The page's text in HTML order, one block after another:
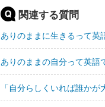
関連する質問
ありのままに生きるって英
ありのままの自分って英語
「自分らしくいれば誰か